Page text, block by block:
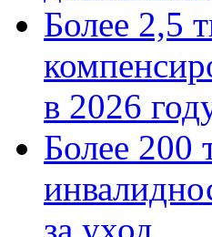
Более 2,5
в 2026
Более 200
за уход